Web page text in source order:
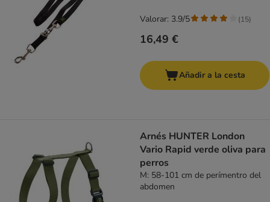
16,49 €
Valorar: 3.9/5 (15)
Añadir a la cesta
Arnés HUNTER London
Vario Rapid verde oliva para
perros
M: 58-101 cm de perímentro del
abdomen